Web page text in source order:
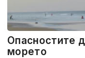
Опасностите
морето